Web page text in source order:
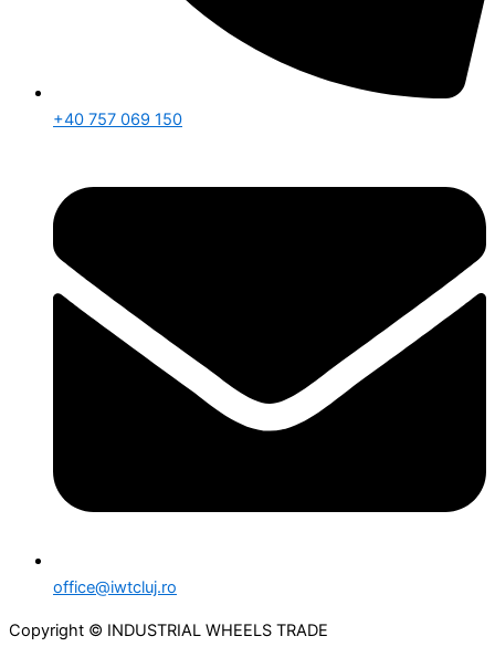
+40 757 069 150
office@iwtcluj.ro
Copyright © INDUSTRIAL WHEELS TRADE